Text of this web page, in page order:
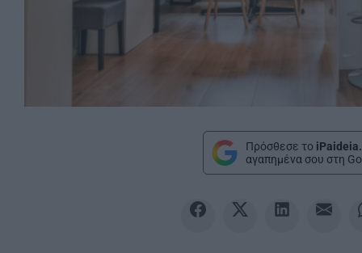
Πρόσθεσε το
αγαπημένα σου στη